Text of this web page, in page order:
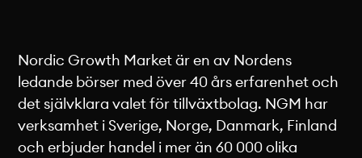
Nordic Growth Market är en av Nordens
ledande börser med över 40 års erfarenhet och
det självklara valet för tillväxtbolag. NGM har
verksamhet i Sverige, Norge, Danmark, Finland
och erbjuder handel i mer än 60 000 olika